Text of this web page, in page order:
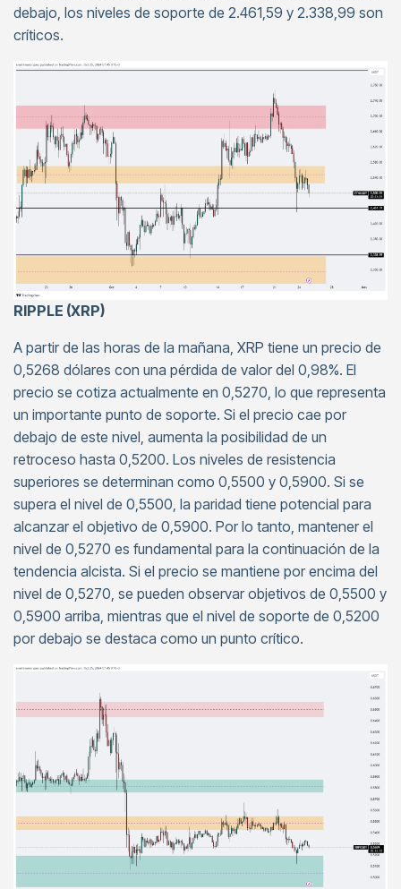
debajo, los niveles de soporte de 2.461,59 y 2.338,99 son
críticos.
RIPPLE (XRP)
A partir de las horas de la mañana, XRP tiene un precio de
0,5268 dólares con una pérdida de valor del 0,98%. El
precio se cotiza actualmente en 0,5270, lo que representa
un importante punto de soporte. Si el precio cae por
debajo de este nivel, aumenta la posibilidad de un
retroceso hasta 0,5200. Los niveles de resistencia
superiores se determinan como 0,5500 y 0,5900. Si se
supera el nivel de 0,5500, la paridad tiene potencial para
alcanzar el objetivo de 0,5900. Por lo tanto, mantener el
nivel de 0,5270 es fundamental para la continuación de la
tendencia alcista. Si el precio se mantiene por encima del
nivel de 0,5270, se pueden observar objetivos de 0,5500 y
0,5900 arriba, mientras que el nivel de soporte de 0,5200
por debajo se destaca como un punto crítico.